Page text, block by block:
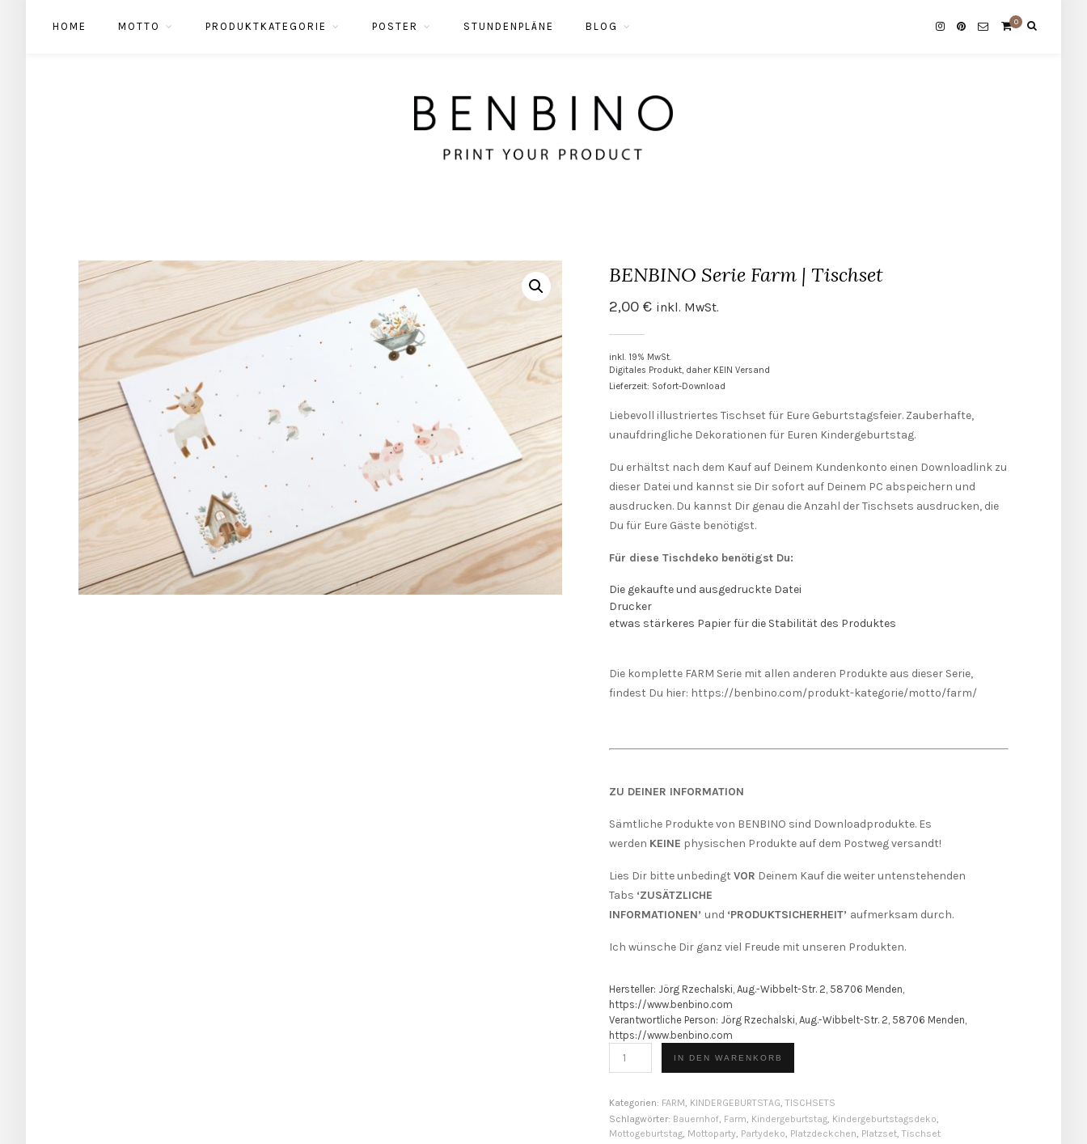
HOME MOTTO PRODUKTKATEGORIE POSTER STUNDENPLÄNE BLOG 0
BENBINO Serie Farm | Tischset
2,00 € inkl. MwSt.
inkl. 19% MwSt.
Digitales Produkt, daher KEIN Versand
Lieferzeit: Sofort-Download
Liebevoll illustriertes Tischset für Eure Geburtstagsfeier. Zauberhafte,
unaufdringliche Dekorationen für Euren Kindergeburtstag.
Du erhältst nach dem Kauf auf Deinem Kundenkonto einen Downloadlink zu
dieser Datei und kannst sie Dir sofort auf Deinem PC abspeichern und
ausdrucken. Du kannst Dir genau die Anzahl der Tischsets ausdrucken, die
Du für Eure Gäste benötigst.
Für diese Tischdeko benötigst Du:
Die gekaufte und ausgedruckte Datei
Drucker
etwas stärkeres Papier für die Stabilität des Produktes
Die komplette FARM Serie mit allen anderen Produkte aus dieser Serie,
findest Du hier: https://benbino.com/produkt-kategorie/motto/farm/
ZU DEINER INFORMATION
Sämtliche Produkte von BENBINO sind Downloadprodukte. Es
werden KEINE physischen Produkte auf dem Postweg versandt!
Lies Dir bitte unbedingt VOR Deinem Kauf die weiter untenstehenden
Tabs ‘ZUSÄTZLICHE
INFORMATIONEN’ und ‘PRODUKTSICHERHEIT’ aufmerksam durch.
Ich wünsche Dir ganz viel Freude mit unseren Produkten.
Hersteller: Jörg Rzechalski, Aug.-Wibbelt-Str. 2, 58706 Menden,
https://www.benbino.com
Verantwortliche Person: Jörg Rzechalski, Aug.-Wibbelt-Str. 2, 58706 Menden,
https://www.benbino.com
BENBINO
|
Tischset
[Digital]
IN DEN WARENKORB
Kategorien: FARM, KINDERGEBURTSTAG,TISCHSETS
Schlagwörter: Bauernhof, Farm, Kindergeburtstag, Kindergeburtstagsdeko,
Mottogeburtstag, Mottoparty, Partydeko, Platzdeckchen, Platzset,Tischset